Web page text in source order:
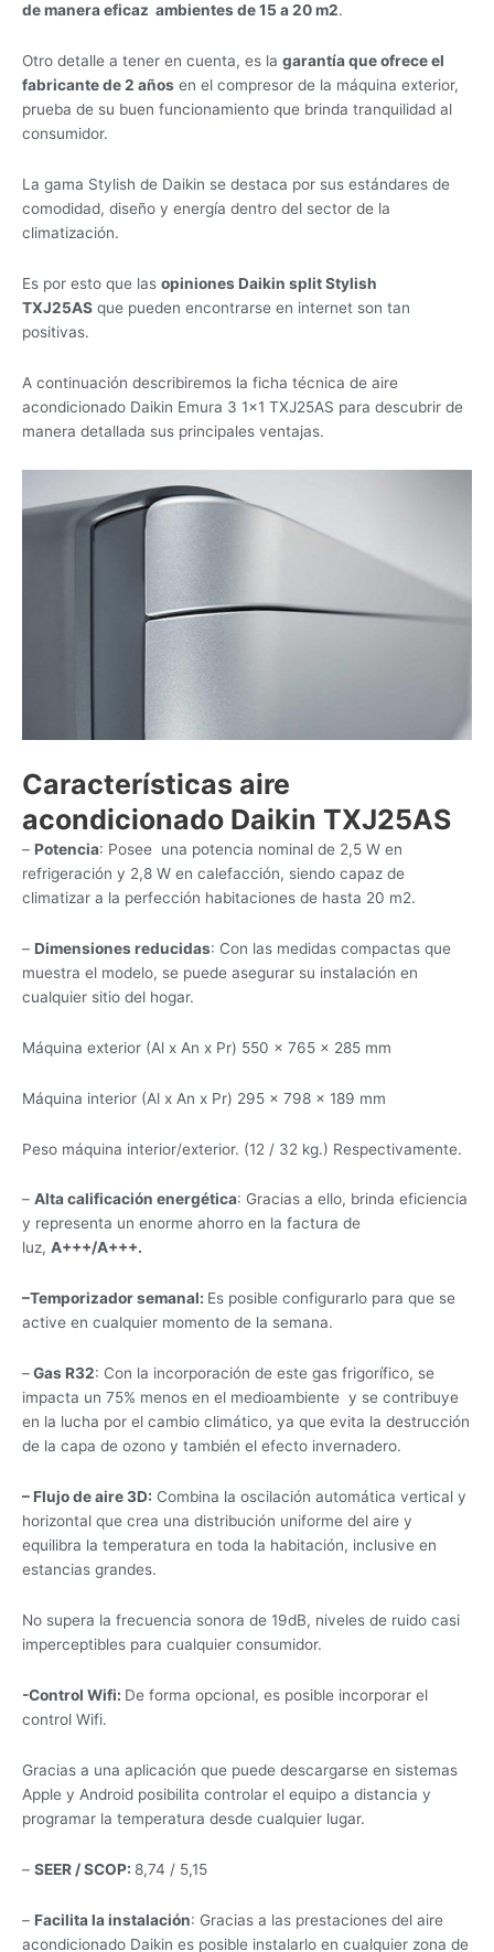
de manera eficaz ambientes de 15 a 20 m2.
Otro detalle a tener en cuenta, es la garantía que ofrece el
fabricante de 2 años en el compresor de la máquina exterior,
prueba de su buen funcionamiento que brinda tranquilidad al
consumidor.
La gama Stylish de Daikin se destaca por sus estándares de
comodidad, diseño y energía dentro del sector de la
climatización.
Es por esto que las opiniones Daikin split Stylish
TXJ25AS que pueden encontrarse en internet son tan
positivas.
A continuación describiremos la ficha técnica de aire
acondicionado Daikin Emura 3 1×1 TXJ25AS para descubrir de
manera detallada sus principales ventajas.
Características aire
acondicionado Daikin TXJ25AS
– Potencia: Posee una potencia nominal de 2,5 W en
refrigeración y 2,8 W en calefacción, siendo capaz de
climatizar a la perfección habitaciones de hasta 20 m2.
– Dimensiones reducidas: Con las medidas compactas que
muestra el modelo, se puede asegurar su instalación en
cualquier sitio del hogar.
Máquina exterior (Al x An x Pr) 550 x 765 x 285 mm
Máquina interior (Al x An x Pr) 295 x 798 x 189 mm
Peso máquina interior/exterior. (12 / 32 kg.) Respectivamente.
– Alta calificación energética: Gracias a ello, brinda eficiencia
y representa un enorme ahorro en la factura de
luz, A+++/A+++.
–Temporizador semanal: Es posible configurarlo para que se
active en cualquier momento de la semana.
–Gas R32: Con la incorporación de este gas frigorífico, se
impacta un 75% menos en el medioambiente y se contribuye
en la lucha por el cambio climático, ya que evita la destrucción
de la capa de ozono y también el efecto invernadero.
– Flujo de aire 3D: Combina la oscilación automática vertical y
horizontal que crea una distribución uniforme del aire y
equilibra la temperatura en toda la habitación, inclusive en
estancias grandes.
No supera la frecuencia sonora de 19dB, niveles de ruido casi
imperceptibles para cualquier consumidor.
-Control Wifi: De forma opcional, es posible incorporar el
control Wifi.
Gracias a una aplicación que puede descargarse en sistemas
Apple y Android posibilita controlar el equipo a distancia y
programar la temperatura desde cualquier lugar.
– SEER / SCOP: 8,74 / 5,15
– Facilita la instalación: Gracias a las prestaciones del aire
acondicionado Daikin es posible instalarlo en cualquier zona de